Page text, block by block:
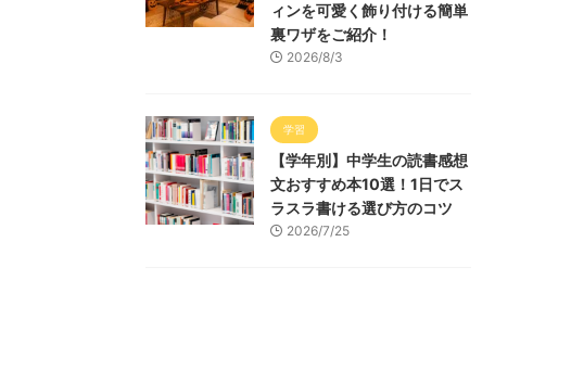
ィンを可愛く飾り付ける簡単
裏ワザをご紹介！
2026/8/3
学習
【学年別】中学生の読書感想
文おすすめ本10選！1日でス
ラスラ書ける選び方のコツ
2026/7/25